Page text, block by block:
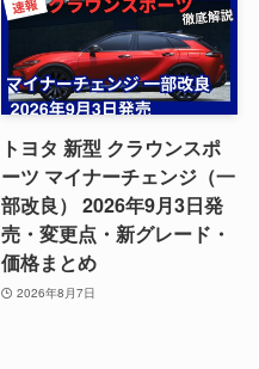
トヨタ 新型 クラウンスポ
ーツ マイナーチェンジ（一
部改良） 2026年9月3日発
売・変更点・新グレード・
価格まとめ
2026年8月7日